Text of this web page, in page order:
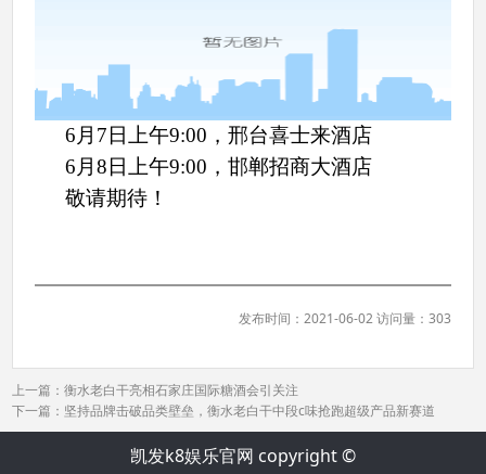
6月7日 上午9:00，邢台喜士来酒店
6月8日
上午9:00，邯郸招商大酒店
敬请期待！
发布时间：2021-06-02 访问量：303
上一篇：衡水老白干亮相石家庄国际糖酒会引关注
下一篇： 坚持品牌击破品类壁垒，衡水老白干中段c味抢跑超级产品新赛道
凯发k8娱乐官网 copyright ©